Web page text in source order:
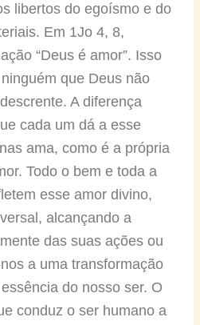
libertos do egoísmo e do
Em 1Jo 4, 8,
“Deus é amor”. Isso
que Deus não
A diferença
cada um dá a esse
ama, como é a própria
Todo o bem e toda a
esse amor divino,
alcançando a
das suas ações ou
a uma transformação
do nosso ser. O
conduz o ser humano a